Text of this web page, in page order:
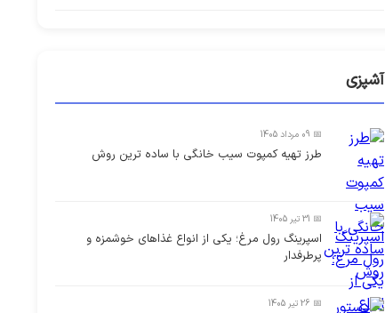
آشپزی
📅 09 مرداد 1405
طرز تهیه کمپوت سیب خانگی با ساده ترین روش
📅 31 تیر 1405
اسپرینگ رول مرغ؛ یکی از انواع غذاهای خوشمزه و
پرطرفدار
📅 26 تیر 1405